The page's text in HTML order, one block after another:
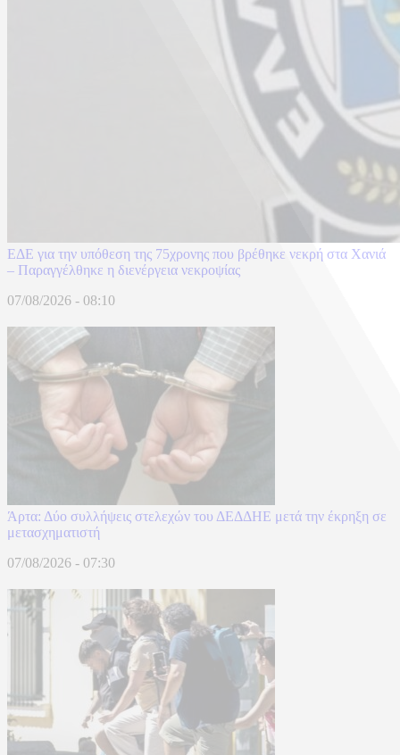
ΕΔΕ για την υπόθεση της 75χρονης που βρέθηκε νεκρή στα Χανιά
– Παραγγέλθηκε η διενέργεια νεκροψίας
07/08/2026 - 08:10
Άρτα: Δύο συλλήψεις στελεχών του ΔΕΔΔΗΕ μετά την έκρηξη σε
μετασχηματιστή
07/08/2026 - 07:30